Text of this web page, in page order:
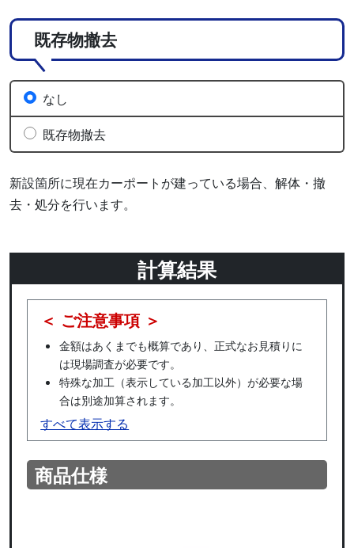
既存物撤去
新設箇所に現在カーポートが建っている場合、解体・撤
去・処分を行います。
なし
既存物撤去
計算結果
＜ ご注意事項 ＞
金額はあくまでも概算であり、正式なお見積りに
は現場調査が必要です。
特殊な加工（表示している加工以外）が必要な場
合は別途加算されます。
すべて表示する
商品仕様